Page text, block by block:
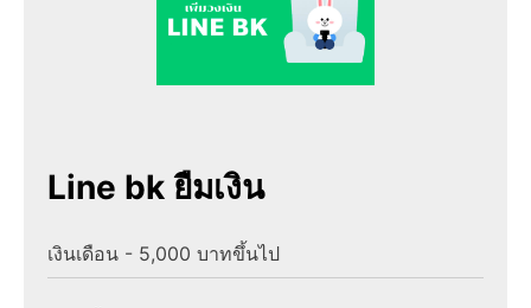
Line bk ยืมเงิน
เงินเดือน - 5,000 บาทขึ้นไป